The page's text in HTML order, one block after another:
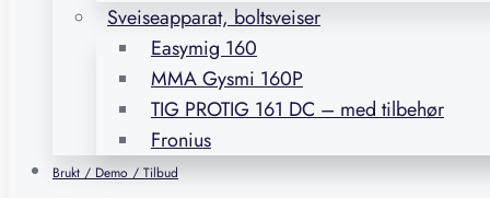
Sveiseapparat, boltsveiser
Easymig 160
MMA Gysmi 160P
TIG PROTIG 161 DC – med tilbehør
Fronius
Brukt / Demo / Tilbud